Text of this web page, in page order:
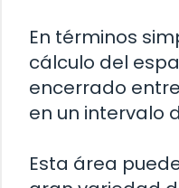
En términos
cálculo del
encerrado
en un intervalo
Esta área